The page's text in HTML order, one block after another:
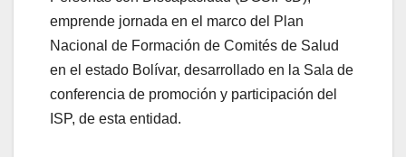
emprende jornada en el marco del Plan
Nacional de Formación de Comités de Salud
en el estado Bolívar, desarrollado en la Sala de
conferencia de promoción y participación del
ISP, de esta entidad.